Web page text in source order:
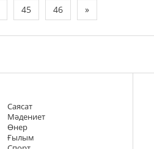
45 46 »
Саясат
Мәдениет
Өнер
Ғылым